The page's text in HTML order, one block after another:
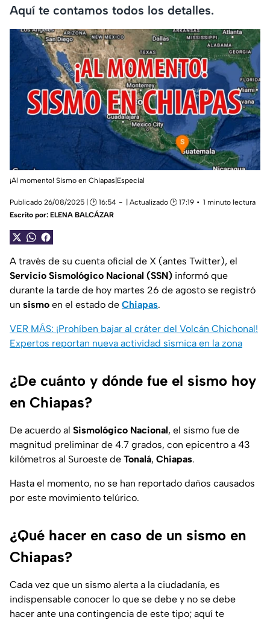
Aquí te contamos todos los detalles.
¡Al momento! Sismo en Chiapas|Especial
Publicado 26/08/2025 | 🕑 16:54 | Actualizado 🕑 17:19
1 minuto lectura
Escrito por: ELENA BALCÁZAR
A través de su cuenta oficial de X (antes Twitter), el
Servicio Sismológico Nacional (SSN) informó que
durante la tarde de hoy martes 26 de agosto se registró
un sismo en el estado de Chiapas.
VER MÁS: ¡Prohíben bajar al cráter del Volcán Chichonal!
Expertos reportan nueva actividad sísmica en la zona
¿De cuánto y dónde fue el sismo hoy
en Chiapas?
De acuerdo al Sismológico Nacional, el sismo fue de
magnitud preliminar de 4.7 grados, con epicentro a 43
kilómetros al Suroeste de Tonalá, Chiapas.
Hasta el momento, no se han reportado daños causados
por este movimiento telúrico.
¿Qué hacer en caso de un sismo en
Chiapas?
Cada vez que un sismo alerta a la ciudadanía, es
indispensable conocer lo que se debe y no se debe
hacer ante una contingencia de este tipo; aquí te